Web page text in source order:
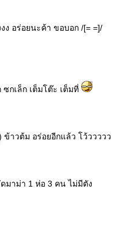
ง อร่อยนะค้า ขอบอก /[= =]/
กเล็ก เต็มโต๊ะ เต็มที่
าวต้ม อร่อยอีกแล้ว โว้ววววว
มาม่า 1 ห่อ 3 คน ไม่มีตัง